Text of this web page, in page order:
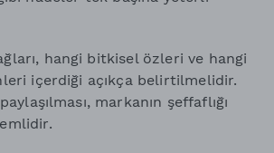
hangi bitkisel özleri ve hangi
içerdiği açıkça belirtilmelidir.
markanın şeffaflığı